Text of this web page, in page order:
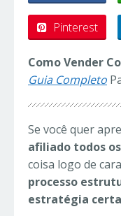
Pinterest
Como Vender
Guia Completo
Se você quer
afiliado todos
coisa logo de
processo
estratégia certa